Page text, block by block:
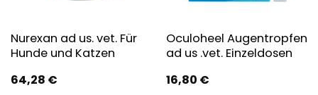
Nurexan ad us. vet. Für
Hunde und Katzen
64,28 €
Oculoheel Augentropfen
ad us .vet. Einzeldosen
16,80 €